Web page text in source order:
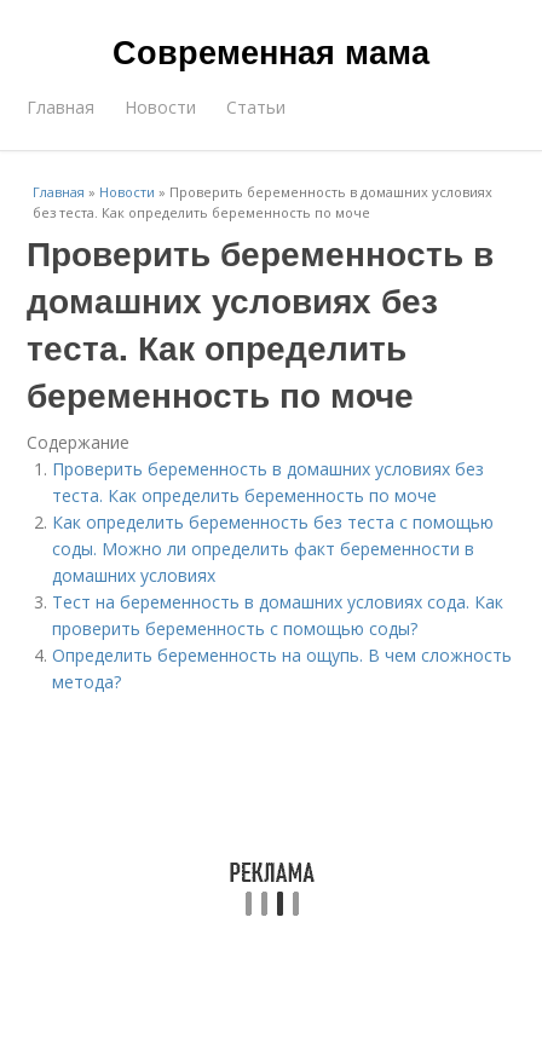
Современная мама
Главная Новости Статьи
Главная » Новости » Проверить беременность в домашних условиях
без теста. Как определить беременность по моче
Проверить беременность в
домашних условиях без
теста. Как определить
беременность по моче
Содержание
Проверить беременность в домашних условиях без
теста. Как определить беременность по моче
Как определить беременность без теста с помощью
соды. Можно ли определить факт беременности в
домашних условиях
Тест на беременность в домашних условиях сода. Как
проверить беременность с помощью соды?
Определить беременность на ощупь. В чем сложность
метода?